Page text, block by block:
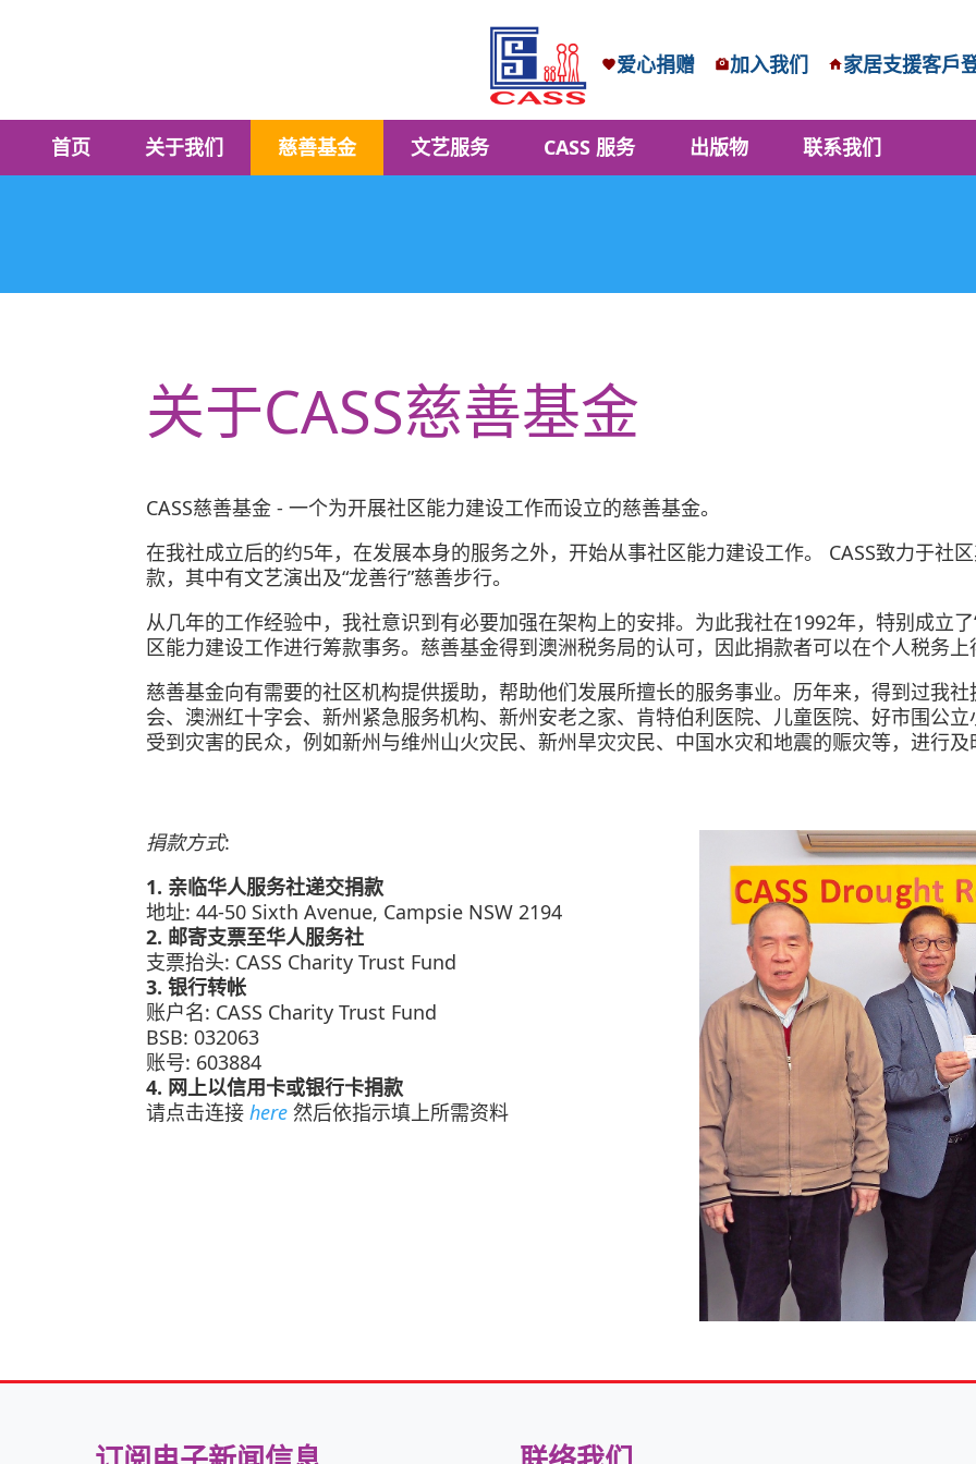
爱心捐赠 加入我们 家居支援客戶
首页 关于我们 慈善基金 文艺服务 CASS 服务 出版物 联系我们
关于CASS慈善基金
CASS慈善基金 - 一个为开展社区能力建设工作而设立的慈善基金。
在我社成立后的约5年，在发展本身的服务之外，开始从事社区能力建设工作。 CASS致力于社
款，其中有文艺演出及“龙善行”慈善步行。
从几年的工作经验中，我社意识到有必要加强在架构上的安排。为此我社在1992年，特别成立
区能力建设工作进行筹款事务。慈善基金得到澳洲税务局的认可，因此捐款者可以在个人税务
慈善基金向有需要的社区机构提供援助，帮助他们发展所擅长的服务事业。历年来，得到过我
会、澳洲红十字会、新州紧急服务机构、新州安老之家、肯特伯利医院、儿童医院、好市围公
受到灾害的民众，例如新州与维州山火灾民、新州旱灾灾民、中国水灾和地震的赈灾等，进行
捐款方式:
1. 亲临华人服务社递交捐款
地址: 44-50 Sixth Avenue, Campsie NSW 2194
2. 邮寄支票至华人服务社
支票抬头: CASS Charity Trust Fund
3. 银行转帐
账户名: CASS Charity Trust Fund
BSB: 032063
账号: 603884
4. 网上以信用卡或银行卡捐款
请点击连接here 然后依指示填上所需资料